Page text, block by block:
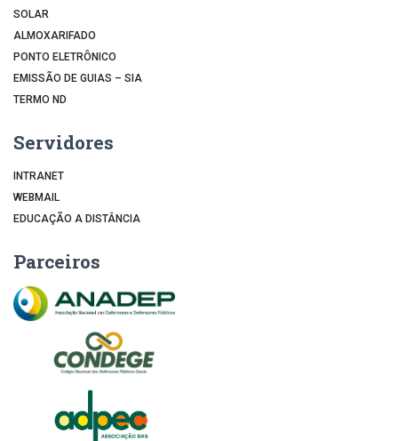
SOLAR
ALMOXARIFADO
PONTO ELETRÔNICO
EMISSÃO DE GUIAS – SIA
TERMO ND
Servidores
INTRANET
WEBMAIL
EDUCAÇÃO A DISTÂNCIA
Parceiros